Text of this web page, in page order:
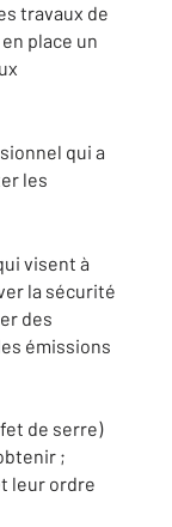
travaux de
place un
qui a
les
visent à
la sécurité
des
émissions
de serre)
;
leur ordre